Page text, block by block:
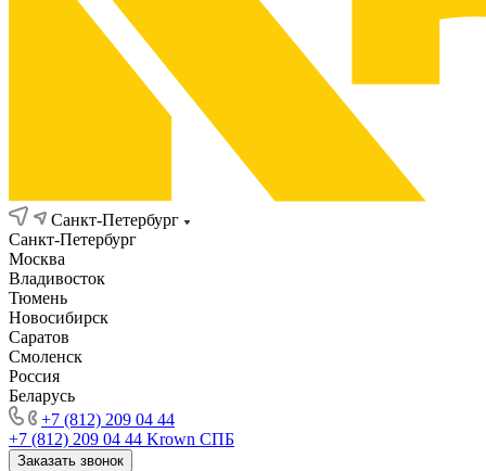
Санкт-Петербург
Санкт-Петербург
Москва
Владивосток
Тюмень
Новосибирск
Саратов
Смоленск
Россия
Беларусь
+7 (812) 209 04 44
+7 (812) 209 04 44 Krown СПБ
Заказать звонок